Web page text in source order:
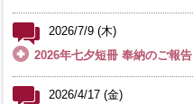
2026/7/9 (木)
2026年七夕短冊 奉納のご報告
2026/4/17 (金)